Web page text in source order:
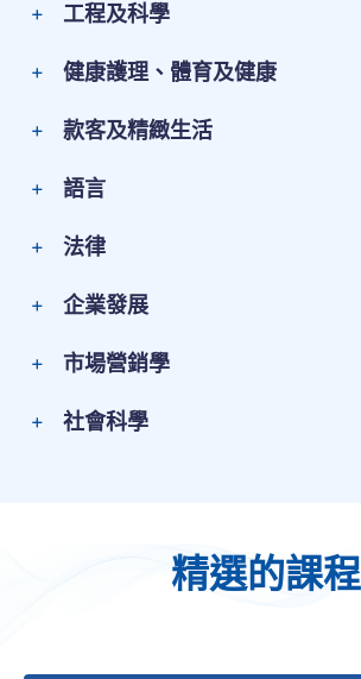
工程及科學
健康護理、體育及健康
款客及精緻生活
語言
法律
企業發展
市場營銷學
社會科學
精選的課程